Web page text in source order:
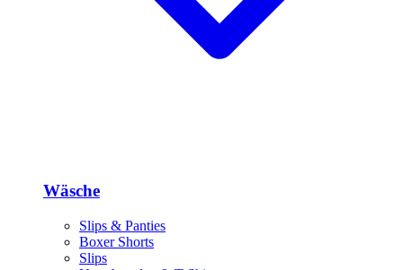
Wäsche
Slips & Panties
Boxer Shorts
Slips